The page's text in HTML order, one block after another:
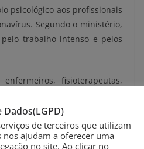
psicológico aos profissionais
Segundo o ministério,
trabalho intenso e pelos
fisioterapeutas,
no enfrentamento da
e escolher o horário do
de terceiros que utilizam
nos ajudam a oferecer uma
no site. Ao clicar no